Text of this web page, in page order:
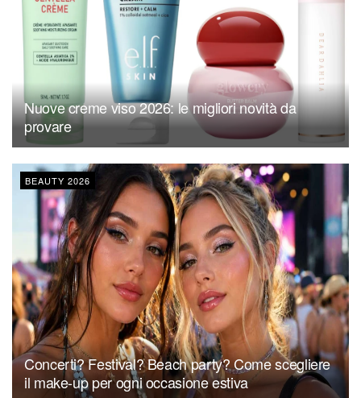
Nuove creme viso 2026: le migliori novità da
provare
BEAUTY 2026
Concerti? Festival? Beach party? Come scegliere
il make-up per ogni occasione estiva